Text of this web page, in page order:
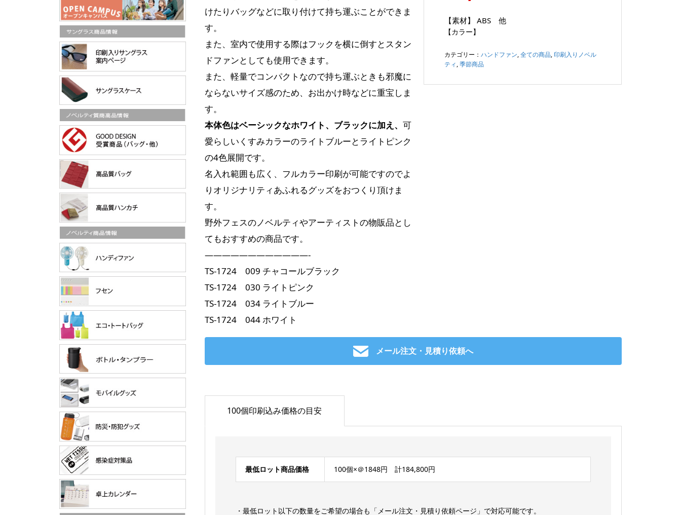
けたりバッグなどに取り付けて持ち運ぶことができま
す。
また、室内で使用する際はフックを横に倒すとスタン
ドファンとしても使用できます。
また、軽量でコンパクトなので持ち運ぶときも邪魔に
ならないサイズ感のため、お出かけ時などに重宝しま
す。
本体色はベーシックなホワイト、ブラックに加え、 可
愛らしいくすみカラーのライトブルーとライトピンク
の4色展開です。
名入れ範囲も広く、フルカラー印刷が可能ですのでよ
りオリジナリティあふれるグッズをおつくり頂けま
す。
野外フェスのノベルティやアーティストの物販品とし
てもおすすめの商品です。
————————————-
TS-1724 009 チャコールブラック
TS-1724 030 ライトピンク
TS-1724 034 ライトブルー
TS-1724 044 ホワイト
【素材】 ABS 他
【カラー】
カテゴリー：ハンドファン,全ての商品,印刷入りノベル
ティ,季節商品
メール注文・見積り依頼へ
100個印刷込み価格の目安
・最低ロット以下の数量をご希望の場合も「メール注文・見積り依頼ページ」で対応可能です。
最低ロット商品価格 100個×＠1848円 計184,800円